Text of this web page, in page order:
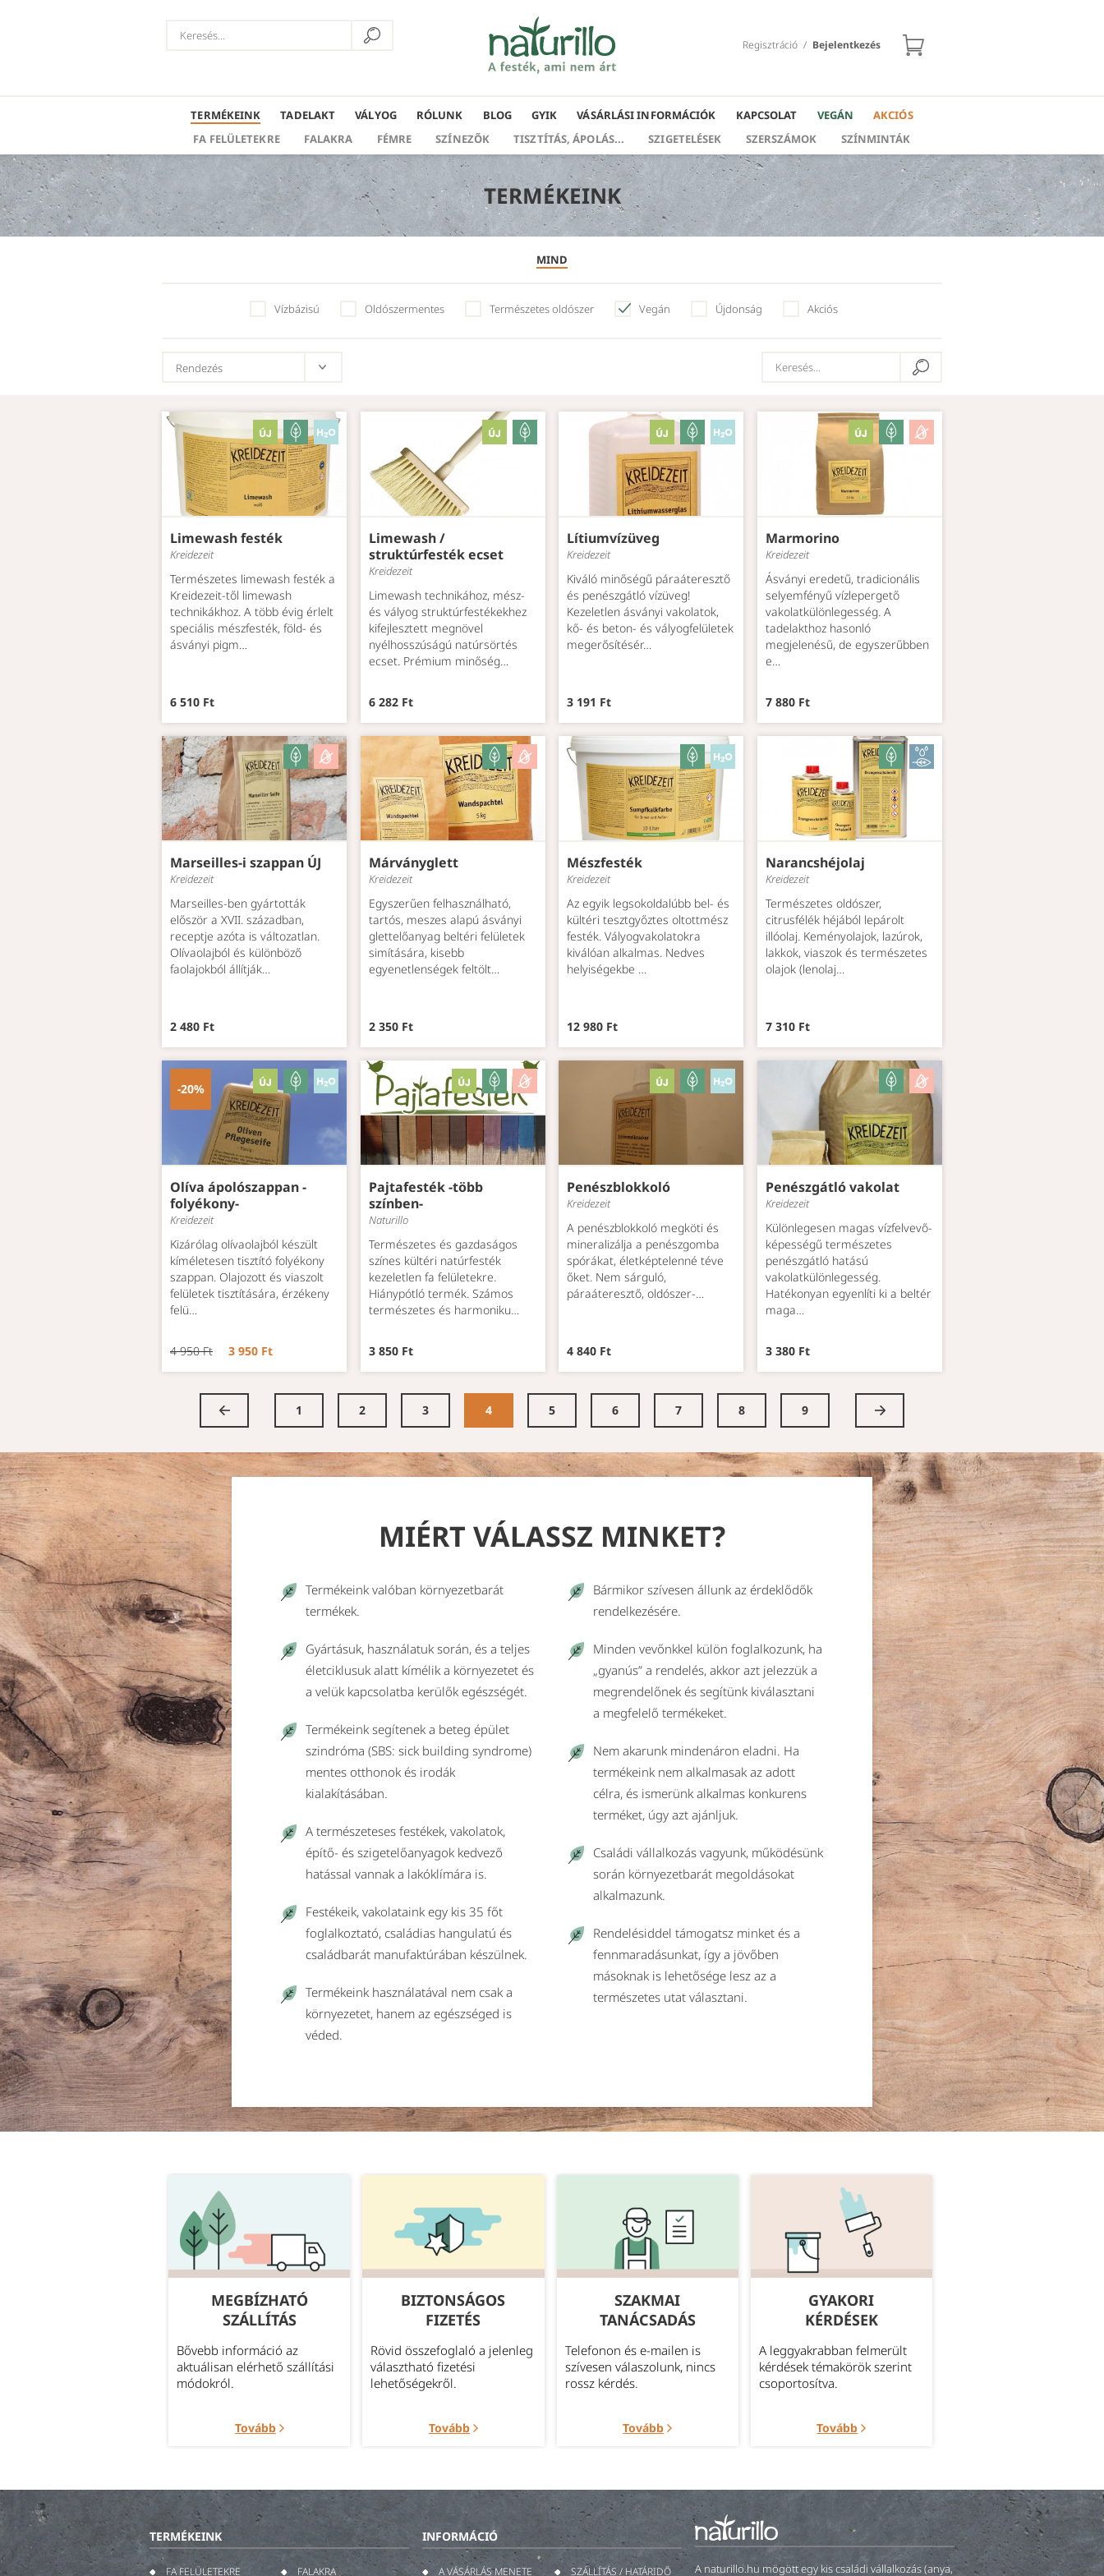
Bejelentkezés
/
Regisztráció
TERMÉKEINK TADELAKT VÁLYOG RÓLUNK BLOG GYIK VÁSÁRLÁSI INFORMÁCIÓK KAPCSOLAT VEGÁN
AKCIÓS
FA FELÜLETEKRE
FALAKRA FÉMRE SZÍNEZŐK TISZTÍTÁS, ÁPOLÁS... SZIGETELÉSEK SZERSZÁMOK SZÍNMINTÁK
TERMÉKEINK
MIND
Vízbázisú Oldószermentes Természetes oldószer Vegán Újdonság Akciós
Limewash festék
Kreidezeit
Természetes limewash festék a
Kreidezeit-től limewash
technikákhoz. A több évig érlelt
speciális mészfesték, föld- és
ásványi pigm…
6 510 Ft
Limewash /
struktúrfesték ecset
Kreidezeit
Limewash technikához, mész-
és vályog struktúrfestékekhez
kifejlesztett megnövel
nyélhosszúságú natúrsörtés
ecset. Prémium minőség…
6 282 Ft
Lítiumvízüveg
Kreidezeit
Kiváló minőségű páraáteresztő
és penészgátló vízüveg!
Kezeletlen ásványi vakolatok,
kő- és beton- és vályogfelületek
megerősítésér…
3 191 Ft
Marmorino
Kreidezeit
Ásványi eredetű, tradicionális
selyemfényű vízlepergető
vakolatkülönlegesség. A
tadelakthoz hasonló
megjelenésű, de egyszerűbben
e…
7 880 Ft
Marseilles-i szappan ÚJ
Kreidezeit
Marseilles-ben gyártották
először a XVII. században,
receptje azóta is változatlan.
Olívaolajból és különböző
faolajokból állítják…
2 480 Ft
Márványglett
Kreidezeit
Egyszerűen felhasználható,
tartós, meszes alapú ásványi
glettelőanyag beltéri felületek
simítására, kisebb
egyenetlenségek feltölt…
2 350 Ft
Mészfesték
Kreidezeit
Az egyik legsokoldalúbb bel- és
kültéri tesztgyőztes oltottmész
festék. Vályogvakolatokra
kiválóan alkalmas. Nedves
helyiségekbe …
12 980 Ft
Narancshéjolaj
Kreidezeit
Természetes oldószer,
citrusfélék héjából lepárolt
illóolaj. Keményolajok, lazúrok,
lakkok, viaszok és természetes
olajok (lenolaj…
7 310 Ft
-20%
Olíva ápolószappan -
folyékony-
Kreidezeit
Kizárólag olívaolajból készült
kíméletesen tisztító folyékony
szappan. Olajozott és viaszolt
felületek tisztítására, érzékeny
felü…
4 950 Ft 3 950 Ft
Pajtafesték -több
színben-
Naturillo
Természetes és gazdaságos
színes kültéri natúrfesték
kezeletlen fa felületekre.
Hiánypótló termék. Számos
természetes és harmoniku…
3 850 Ft
Penészblokkoló
Kreidezeit
A penészblokkoló megköti és
mineralizálja a penészgomba
spórákat, életképtelenné téve
őket. Nem sárguló,
páraáteresztő, oldószer-…
4 840 Ft
Penészgátló vakolat
Kreidezeit
Különlegesen magas vízfelvevő-
képességű természetes
penészgátló hatású
vakolatkülönlegesség.
Hatékonyan egyenlíti ki a beltér
maga…
3 380 Ft
1 2 3 4 5 6 7 8 9
MIÉRT VÁLASSZ MINKET?
Termékeink valóban környezetbarát
termékek.
Gyártásuk, használatuk során, és a teljes
életciklusuk alatt kímélik a környezetet és
a velük kapcsolatba kerülők egészségét.
Termékeink segítenek a beteg épület
szindróma (SBS: sick building syndrome)
mentes otthonok és irodák
kialakításában.
A természeteses festékek, vakolatok,
építő- és szigetelőanyagok kedvező
hatással vannak a lakóklímára is.
Festékeik, vakolataink egy kis 35 főt
foglalkoztató, családias hangulatú és
családbarát manufaktúrában készülnek.
Termékeink használatával nem csak a
környezetet, hanem az egészséged is
véded.
Bármikor szívesen állunk az érdeklődők
rendelkezésére.
Minden vevőnkkel külön foglalkozunk, ha
„gyanús” a rendelés, akkor azt jelezzük a
megrendelőnek és segítünk kiválasztani
a megfelelő termékeket.
Nem akarunk mindenáron eladni. Ha
termékeink nem alkalmasak az adott
célra, és ismerünk alkalmas konkurens
terméket, úgy azt ajánljuk.
Családi vállalkozás vagyunk, működésünk
során környezetbarát megoldásokat
alkalmazunk.
Rendelésiddel támogatsz minket és a
fennmaradásunkat, így a jövőben
másoknak is lehetősége lesz az a
természetes utat választani.
MEGBÍZHATÓ
SZÁLLÍTÁS
Bővebb információ az
aktuálisan elérhető szállítási
módokról.
Tovább
BIZTONSÁGOS
FIZETÉS
Rövid összefoglaló a jelenleg
választható fizetési
lehetőségekről.
Tovább
SZAKMAI
TANÁCSADÁS
Telefonon és e-mailen is
szívesen válaszolunk, nincs
rossz kérdés.
Tovább
GYAKORI
KÉRDÉSEK
A leggyakrabban felmerült
kérdések témakörök szerint
csoportosítva.
Tovább
TERMÉKEINK INFORMÁCIÓ
FA FELÜLETEKRE FALAKRA A VÁSÁRLÁS MENETE SZÁLLÍTÁS / HATÁRIDŐ
A naturillo.hu mögött egy kis családi vállalkozás (anya,